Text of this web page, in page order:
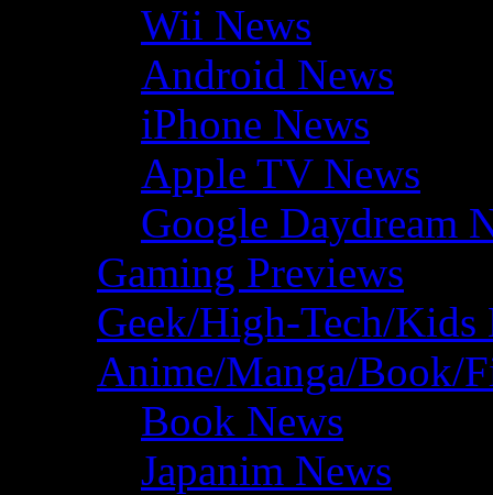
Wii News
Android News
iPhone News
Apple TV News
Google Daydream
Gaming Previews
Geek/High-Tech/Kids
Anime/Manga/Book/
Book News
Japanim News